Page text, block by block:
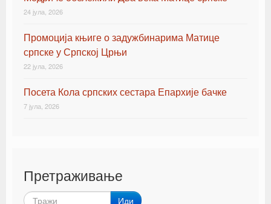
24 јула, 2026
Промоција књиге о задужбинарима Матице
српске у Српској Црњи
22 јула, 2026
Посета Кола српских сестара Епархије бачке
7 јула, 2026
Претраживање
Иди